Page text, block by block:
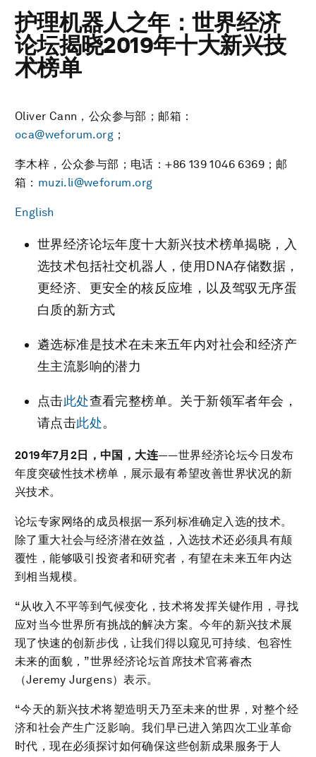
护理机器人之年：世界经济
论坛揭晓2019年十大新兴技
术榜单
Oliver Cann，公众参与部；邮箱：
oca@weforum.org ；
李木梓，公众参与部；电话：+86 139 1046 6369；邮
箱： muzi.li@weforum.org
English
世界经济论坛年度十大新兴技术榜单揭晓，入
选技术包括社交机器人，使用DNA存储数据，
更经济、更安全的核反应堆，以及驾驭无序蛋
白质的新方式
遴选标准是技术在未来五年内对社会和经济产
生主流影响的潜力
点击此处查看完整榜单。关于新领军者年会，
请点击此处。
2019年7月 2日，中国，大连——世界经济论坛今日发布
年度突破性技术榜单，展示最有希望改善世界状况的新
兴技术。
论坛专家网络的成员根据一系列标准确定入选的技术。
除了重大社会与经济潜在效益，入选技术还必须具有颠
覆性，能够吸引投资者和研究者，有望在未来五年内达
到相当规模。
“从收入不平等到气候变化，技术将发挥关键作用，寻找
应对当今世界所有挑战的解决方案。今年的新兴技术展
现了快速的创新步伐，让我们得以窥见可持续、包容性
未来的面貌，”世界经济论坛首席技术官蒋睿杰
（Jeremy Jurgens）表示。
“今天的新兴技术将塑造明天乃至未来的世界，对整个经
济和社会产生广泛影响。我们早已进入第四次工业革命
时代，现在必须探讨如何确保这些创新成果服务于人